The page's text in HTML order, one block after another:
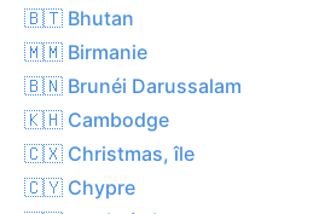
🇧🇹 Bhutan
🇲🇲 Birmanie
🇧🇳 Brunéi Darussalam
🇰🇭 Cambodge
🇨🇽 Christmas, île
🇨🇾 Chypre